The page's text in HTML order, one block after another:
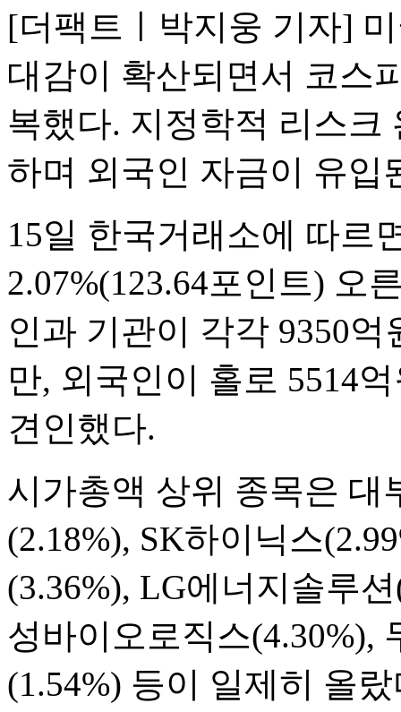
[더팩트ㅣ박지웅 기자]
대감이 확산되면서 코스
복했다. 지정학적 리스크
하며 외국인 자금이 유입
15일 한국거래소에 따르
2.07%(123.64포인트) 오
인과 기관이 각각 9350
만, 외국인이 홀로 5514
견인했다.
시가총액 상위 종목은 대
(2.18%), SK하이닉스
(3.36%), LG에너지솔루
성바이오로직스(4.30%),
(1.54%) 등이 일제히 올